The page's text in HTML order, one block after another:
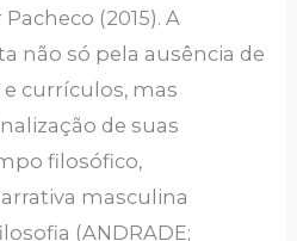
(2015). A
não só pela ausência de
currículos, mas
de suas
filosófico,
masculina
(ANDRADE;